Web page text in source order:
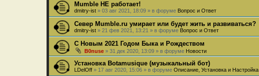
Mumble НЕ работает!
dmitry-ist » 03 авг 2021, 18:09 » в форуме Вопрос и Ответ
Север Mumble.ru умирает или будет жить и развиваться?
dmitry-ist » 21 фев 2021, 13:21 » в форуме Вопрос и Ответ
С Новым 2021 Годом Быка и Рождеством
B0nuse » 31 дек 2020, 13:09 » в форуме Новости
Установка Botamusique (музыкальный бот)
LDelOff » 17 авг 2020, 15:06 » в форуме Описание, Установка и Настройка